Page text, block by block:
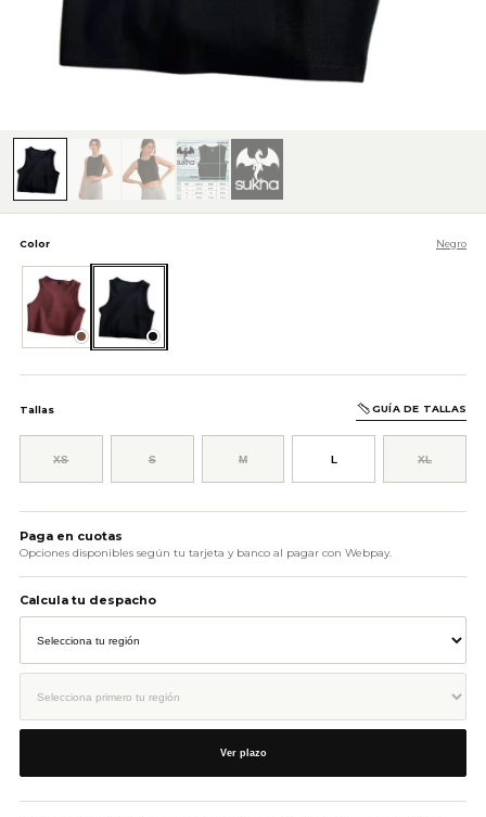
Color Negro
Café Negro
Tallas GUÍA DE TALLAS
XS S M L XL
AÑADIR AL CARRITO
Paga en cuotas
Opciones disponibles según tu tarjeta y banco al pagar con Webpay.
Calcula tu despacho
Ver plazo